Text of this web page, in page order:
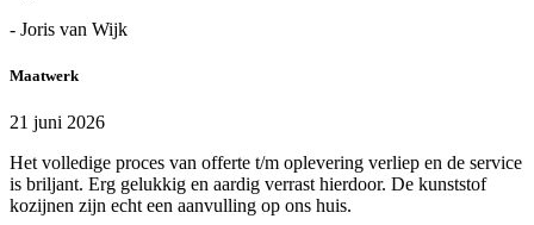
- Joris van Wijk
Maatwerk
21 juni 2026
Het volledige proces van offerte t/m oplevering verliep en de service
is briljant. Erg gelukkig en aardig verrast hierdoor. De kunststof
kozijnen zijn echt een aanvulling op ons huis.